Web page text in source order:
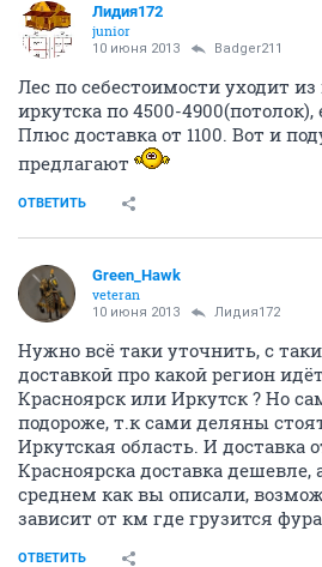
Лидия172
junior
10 июня 2013 Badger211
Лес по себестоимости уходит
иркутска по 4500-4900(потолок),
Плюс доставка от 1100. Вот и
предлагают
ОТВЕТИТЬ
Green_Hawk
veteran
10 июня 2013 Лидия172
Нужно всё таки уточнить, с
доставкой про какой регион
Красноярск или Иркутск ? Но
подороже, т.к сами деляны
Иркутская область. И доставка
Красноярска доставка дешевле,
среднем как вы описали,
зависит от км где грузится
ОТВЕТИТЬ